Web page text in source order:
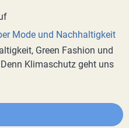
Mode und Nachhaltigkeit
Green Fashion und
Klimaschutz geht uns